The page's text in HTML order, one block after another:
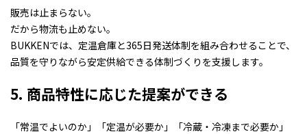
販売は止まらない。
だから物流も止めない。
BUKKENでは、定温倉庫と365日発送体制を組み合わせることで、
品質を守りながら安定供給できる体制づくりを支援します。
5. 商品特性に応じた提案ができる
「常温でよいのか」「定温が必要か」「冷蔵・冷凍まで必要か」